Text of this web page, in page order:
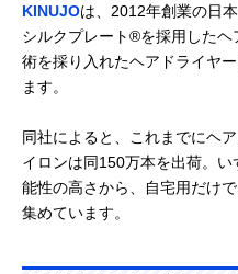
KINUJOは、2012年創業の日
シルクプレート®を採用した
術を採り入れたヘアドライヤ
ます。
同社によると、これまでにヘ
イロンは同150万本を出荷。
能性の高さから、自宅用だけ
集めています。